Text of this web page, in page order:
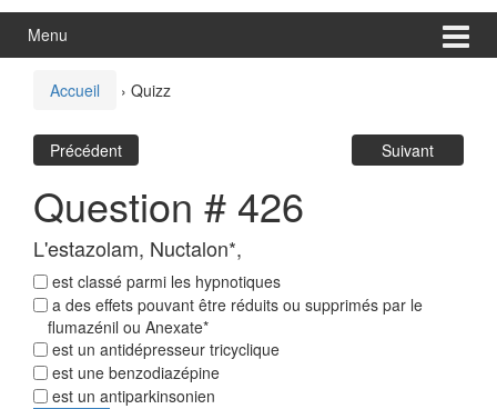
Menu
Accueil › Quizz
Précédent Suivant
Question # 426
L'estazolam, Nuctalon*,
est classé parmi les hypnotiques
a des effets pouvant être réduits ou supprimés par le
flumazénil ou Anexate*
est un antidépresseur tricyclique
est une benzodiazépine
est un antiparkinsonien